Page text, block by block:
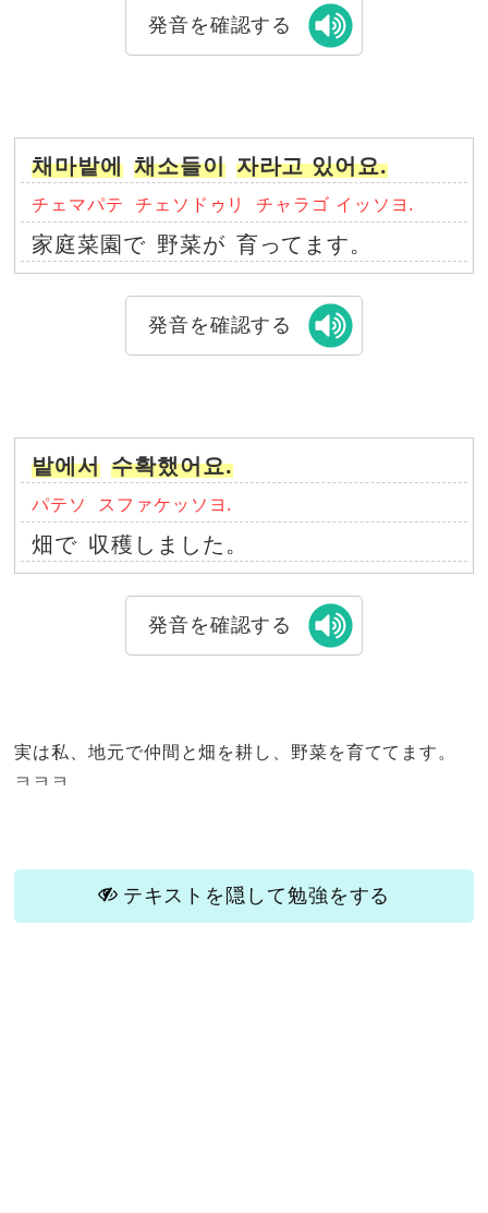
発音を確認する
채마밭에 채소들이 자라고 있어요.
チェマパテ チェソドゥリ チャラゴ イッソヨ.
家庭菜園で 野菜が 育ってます。
発音を確認する
밭에서 수확했어요.
パテソ スファケッソヨ.
畑で 収穫しました。
発音を確認する
実は私、地元で仲間と畑を耕し、野菜を育ててます。
ㅋㅋㅋ
テキストを隠して勉強をする